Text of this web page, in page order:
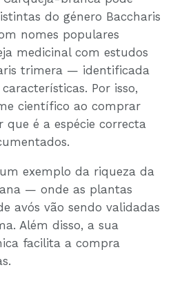
do género Baccharis
nomes populares
medicinal com estudos
trimera — identificada
Por isso,
científico ao comprar
é a espécie correcta
exemplo da riqueza da
— onde as plantas
avós vão sendo validadas
Além disso, a sua
facilita a compra